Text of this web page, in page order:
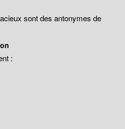
sont des antonymes de
: